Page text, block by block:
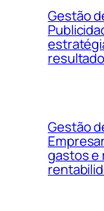
Gestão
Gestão
gastos e